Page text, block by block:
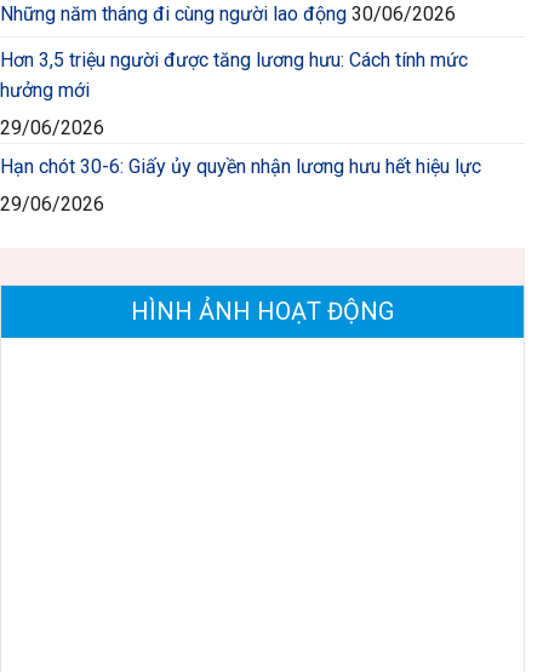
Những năm tháng đi cùng người lao động 30/06/2026
Hơn 3,5 triệu người được tăng lương hưu: Cách tính mức
hưởng mới
29/06/2026
Hạn chót 30-6: Giấy ủy quyền nhận lương hưu hết hiệu lực
29/06/2026
HÌNH ẢNH HOẠT ĐỘNG